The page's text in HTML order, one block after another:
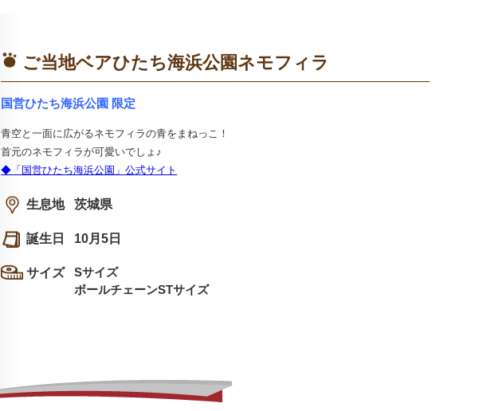
ご当地ベアひたち海浜公園ネモフィラ
国営ひたち海浜公園 限定
青空と一面に広がるネモフィラの青をまねっこ！
首元のネモフィラが可愛いでしょ♪
◆「国営ひたち海浜公園」公式サイト
生息地 茨城県
誕生日 10月5日
サイズ
Sサイズ
ボールチェーンSTサイズ